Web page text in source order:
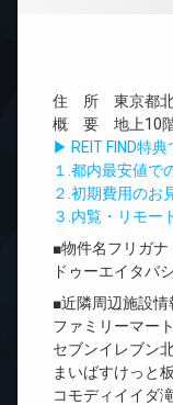
住 所 東京都北
概 要 地上10階
▶ REIT FIND特
１.都内最安値で
２.初期費用のお
３.内覧・リモー
■物件名フリガナ
ドゥーエイタバシ
■近隣周辺施設情
ファミリーマー
セブンイレブン
まいばすけっと
コモディイイダ